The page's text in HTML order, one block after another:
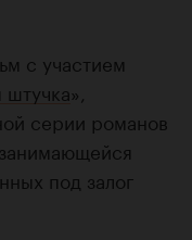
с участием
штучка»,
серии романов
под залог